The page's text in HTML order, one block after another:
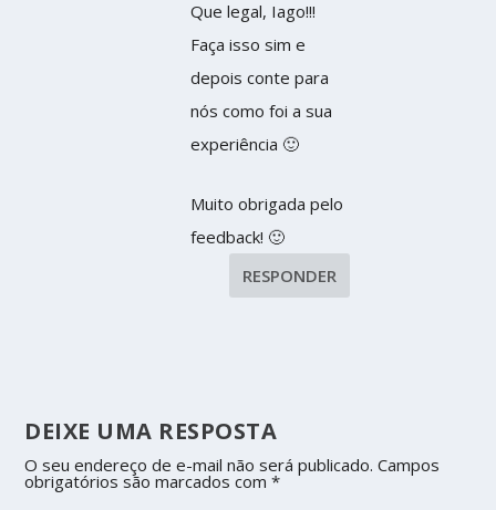
Que legal, Iago!!!
Faça isso sim e
depois conte para
nós como foi a sua
experiência 🙂
Muito obrigada pelo
feedback! 🙂
RESPONDER
DEIXE UMA RESPOSTA
O seu endereço de e-mail não será publicado. Campos
obrigatórios são marcados com*